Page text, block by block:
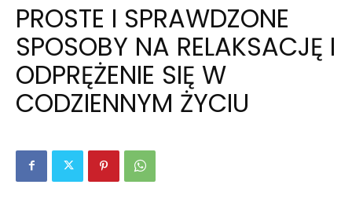
polsku
PROSTE I SPRAWDZONE
SPOSOBY NA RELAKSACJĘ I
ODPRĘŻENIE SIĘ W
CODZIENNYM ŻYCIU